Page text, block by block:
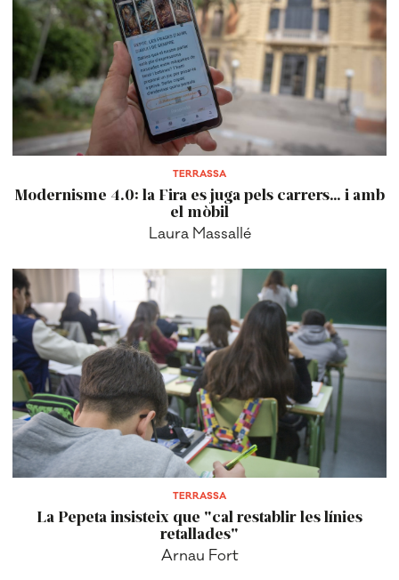
TERRASSA
Modernisme 4.0: la Fira es juga pels carrers… i amb
el mòbil
Laura Massallé
TERRASSA
La Pepeta insisteix que "cal restablir les línies
retallades"
Arnau Fort